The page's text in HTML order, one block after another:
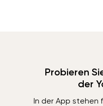
Probieren
der
In der App stehen